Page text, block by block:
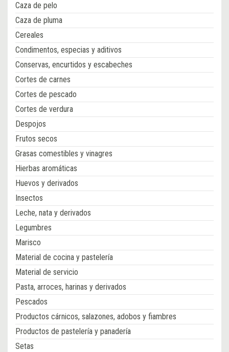
Caza de pelo
Caza de pluma
Cereales
Condimentos, especias y aditivos
Conservas, encurtidos y escabeches
Cortes de carnes
Cortes de pescado
Cortes de verdura
Despojos
Frutos secos
Grasas comestibles y vinagres
Hierbas aromáticas
Huevos y derivados
Insectos
Leche, nata y derivados
Legumbres
Marisco
Material de cocina y pastelería
Material de servicio
Pasta, arroces, harinas y derivados
Pescados
Productos cárnicos, salazones, adobos y fiambres
Productos de pastelería y panadería
Setas